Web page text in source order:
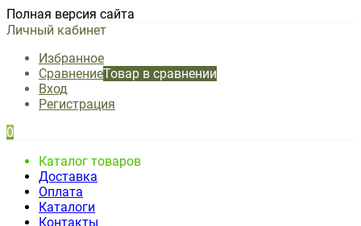
Полная версия сайта
Личный кабинет
Избранное
СравнениеТовар в сравнении
Вход
Регистрация
0
Каталог товаров
Доставка
Оплата
Каталоги
Контакты